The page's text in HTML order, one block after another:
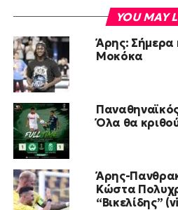
YOU MAY
Άρης: Σήμερα
Μοκόκα
Όλα θα
Άρης-
Κώστα
“Βικελίδης”